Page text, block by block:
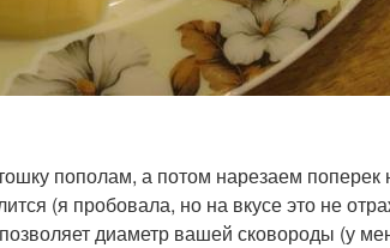
пополам, а потом нарезаем поперек
(я пробовала, но на вкусе это не
диаметр вашей сковороды (у